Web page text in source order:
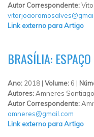
Autor Correspondente:
Link externo para Artigo
BRASÍLIA:
Ano: 2018 | Volume: 6 |
Autores:Amneres
Autor Correspondente:
amneres@gmail.com
Link externo para Artigo